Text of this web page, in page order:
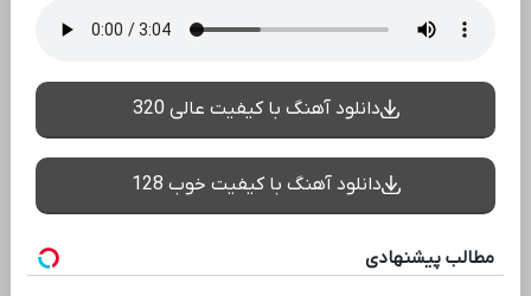
دانلود آهنگ با کیفیت عالی 320
دانلود آهنگ با کیفیت خوب 128
مطالب پیشنهادی